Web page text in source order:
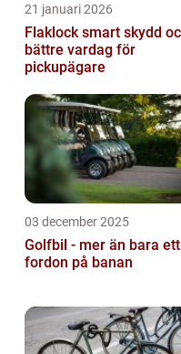
21 januari 2026
Flaklock smart skydd och
bättre vardag för
pickupägare
03 december 2025
Golfbil - mer än bara ett
fordon på banan